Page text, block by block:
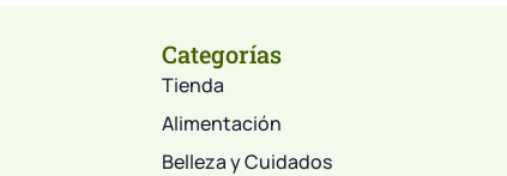
Categorías
Tienda
Alimentación
Belleza y Cuidados